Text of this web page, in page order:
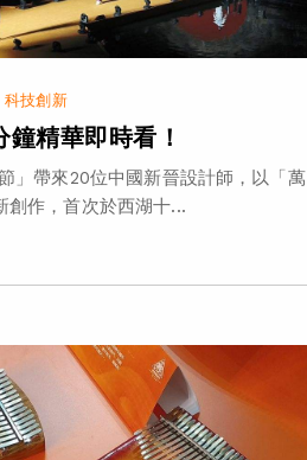
科技創新
鐘精華即時看！
」帶來20位中國新晉設計師，以「萬
創作，首次於西湖十...